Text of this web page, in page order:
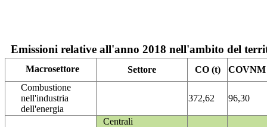
Emissioni relative all'anno 2018 nell'ambito del
Macrosettore Settore CO (t)
COVNM
Combustione
nell'industria
dell'energia
372,62 96,30
Centrali